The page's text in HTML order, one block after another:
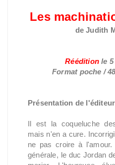
Les
de Judith
Rééditionle
Format poche /
Présentation de
Il est la coqueluche
mais n'en a cure.
ne pas croire à
générale, le duc Jordan